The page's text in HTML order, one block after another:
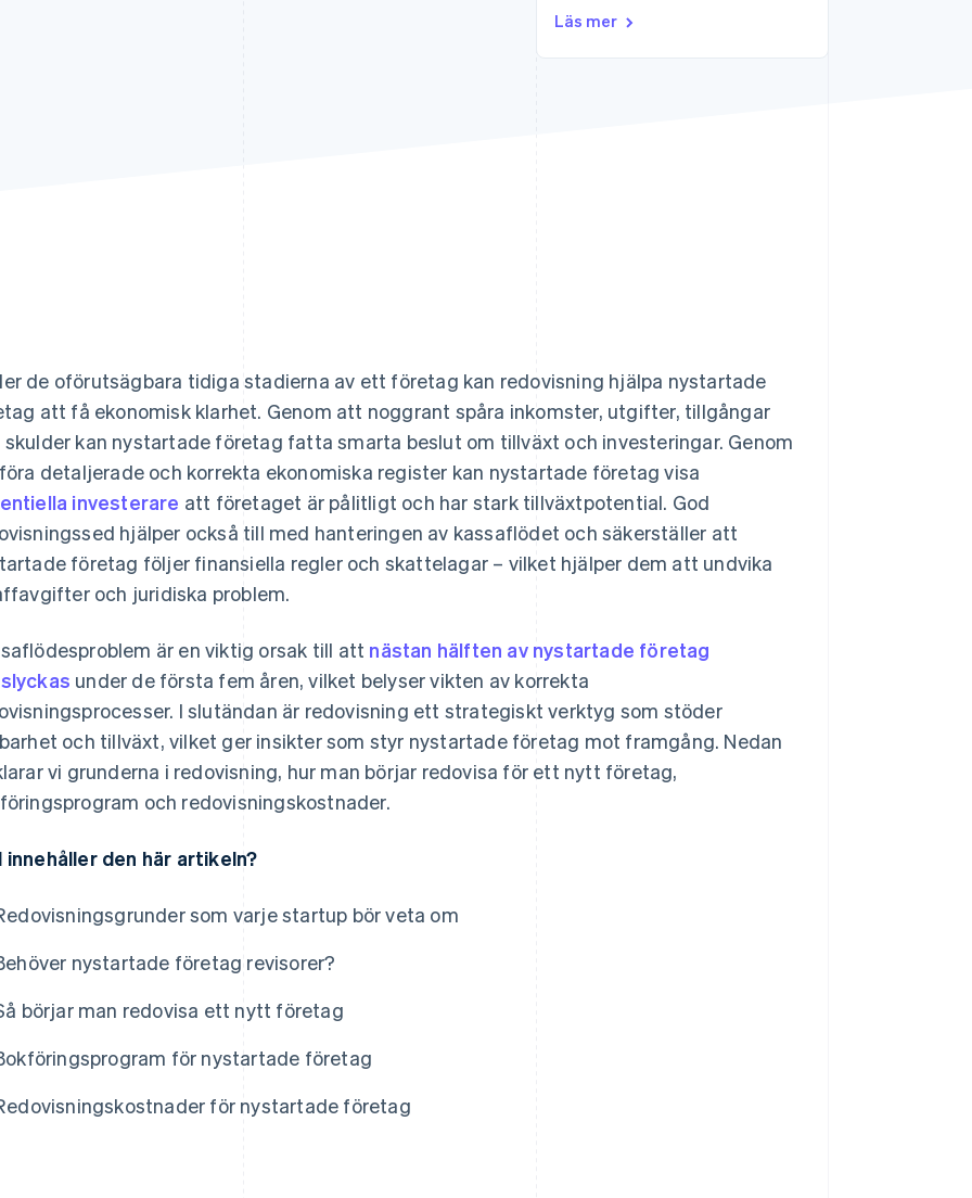
Läs mer
de oförutsägbara tidiga stadierna av ett företag kan redovisning hjälpa nystartade
att få ekonomisk klarhet. Genom att noggrant spåra inkomster, utgifter, tillgångar
skulder kan nystartade företag fatta smarta beslut om tillväxt och investeringar. Genom
detaljerade och korrekta ekonomiska register kan nystartade företag visa
investerare att företaget är pålitligt och har stark tillväxtpotential. God
hjälper också till med hanteringen av kassaflödet och säkerställer att
företag följer finansiella regler och skattelagar – vilket hjälper dem att undvika
och juridiska problem.
är en viktig orsak till att nästan hälften av nystartade företag
under de första fem åren, vilket belyser vikten av korrekta
I slutändan är redovisning ett strategiskt verktyg som stöder
och tillväxt, vilket ger insikter som styr nystartade företag mot framgång. Nedan
vi grunderna i redovisning, hur man börjar redovisa för ett nytt företag,
och redovisningskostnader.
innehåller den här artikeln?
som varje startup bör veta om
nystartade företag revisorer?
börjar man redovisa ett nytt företag
för nystartade företag
för nystartade företag